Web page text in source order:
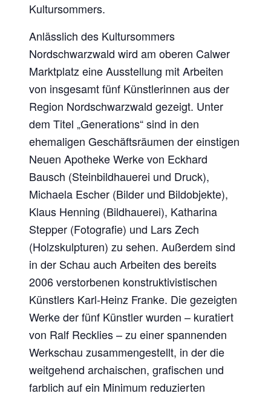
Kultursommers.
Anlässlich des Kultursommers
Nordschwarzwald wird am oberen Calwer
Marktplatz eine Ausstellung mit Arbeiten
von insgesamt fünf Künstlerinnen aus der
Region Nordschwarzwald gezeigt. Unter
dem Titel „Generations“ sind in den
ehemaligen Geschäftsräumen der einstigen
Neuen Apotheke Werke von Eckhard
Bausch (Steinbildhauerei und Druck),
Michaela Escher (Bilder und Bildobjekte),
Klaus Henning (Bildhauerei), Katharina
Stepper (Fotografie) und Lars Zech
(Holzskulpturen) zu sehen. Außerdem sind
in der Schau auch Arbeiten des bereits
2006 verstorbenen konstruktivistischen
Künstlers Karl-Heinz Franke. Die gezeigten
Werke der fünf Künstler wurden – kuratiert
von Ralf Recklies – zu einer spannenden
Werkschau zusammengestellt, in der die
weitgehend archaischen, grafischen und
farblich auf ein Minimum reduzierten